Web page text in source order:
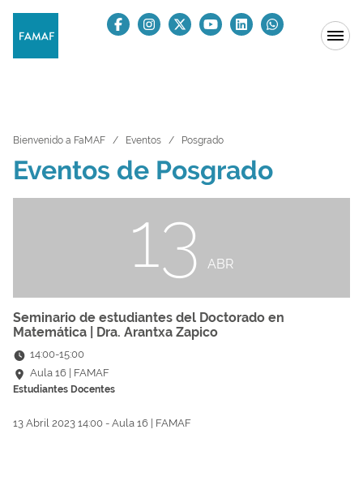
Bienvenido a FaMAF Eventos Posgrado
Eventos de Posgrado
13 ABR
Seminario de estudiantes del Doctorado en
Matemática | Dra. Arantxa Zapico
14:00-15:00
Aula 16 | FAMAF
Estudiantes Docentes
13 Abril 2023 14:00 - Aula 16 | FAMAF